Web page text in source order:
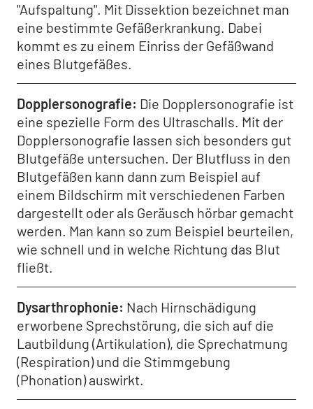
"Aufspaltung". Mit Dissektion bezeichnet man
eine bestimmte Gefäßerkrankung. Dabei
kommt es zu einem Einriss der Gefäßwand
eines Blutgefäßes.
Dopplersonografie Die Dopplersonografie ist
eine spezielle Form des Ultraschalls. Mit der
Dopplersonografie lassen sich besonders gut
Blutgefäße untersuchen. Der Blutfluss in den
Blutgefäßen kann dann zum Beispiel auf
einem Bildschirm mit verschiedenen Farben
dargestellt oder als Geräusch hörbar gemacht
werden. Man kann so zum Beispiel beurteilen,
wie schnell und in welche Richtung das Blut
fließt.
Dysarthrophonie Nach Hirnschädigung
erworbene Sprechstörung, die sich auf die
Lautbildung (Artikulation), die Sprechatmung
(Respiration) und die Stimmgebung
(Phonation) auswirkt.